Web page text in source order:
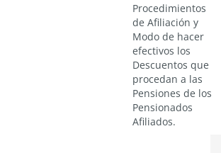
Procedimientos
de Afiliación y
Modo de hacer
efectivos los
Descuentos que
procedan a las
Pensiones de los
Pensionados
Afiliados.